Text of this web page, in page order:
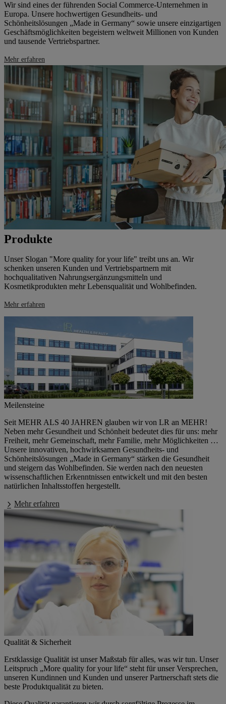
Wir sind eines der führenden Social Commerce-Unternehmen in
Europa. Unsere hochwertigen Gesundheits- und
Schönheitslösungen „Made in Germany“ sowie unsere einzigartigen
Geschäftsmöglichkeiten begeistern weltweit Millionen von Kunden
und tausende Vertriebspartner.
Mehr erfahren
Produkte
Unser Slogan "More quality for your life" treibt uns an. Wir
schenken unseren Kunden und Vertriebspartnern mit
hochqualitativen Nahrungsergänzungsmitteln und
Kosmetikprodukten mehr Lebensqualität und Wohlbefinden.
Mehr erfahren
Meilensteine
Seit MEHR ALS 40 JAHREN glauben wir von LR an MEHR!
Neben mehr Gesundheit und Schönheit bedeutet dies für uns: mehr
Freiheit, mehr Gemeinschaft, mehr Familie, mehr Möglichkeiten …
Unsere innovativen, hochwirksamen Gesundheits- und
Schönheitslösungen „Made in Germany“ stärken die Gesundheit
und steigern das Wohlbefinden. Sie werden nach den neuesten
wissenschaftlichen Erkenntnissen entwickelt und mit den besten
natürlichen Inhaltsstoffen hergestellt.
Mehr erfahren
Qualität & Sicherheit
Erstklassige Qualität ist unser Maßstab für alles, was wir tun. Unser
Leitspruch „More quality for your life“ steht für unser Versprechen,
unseren Kundinnen und Kunden und unserer Partnerschaft stets die
beste Produktqualität zu bieten.